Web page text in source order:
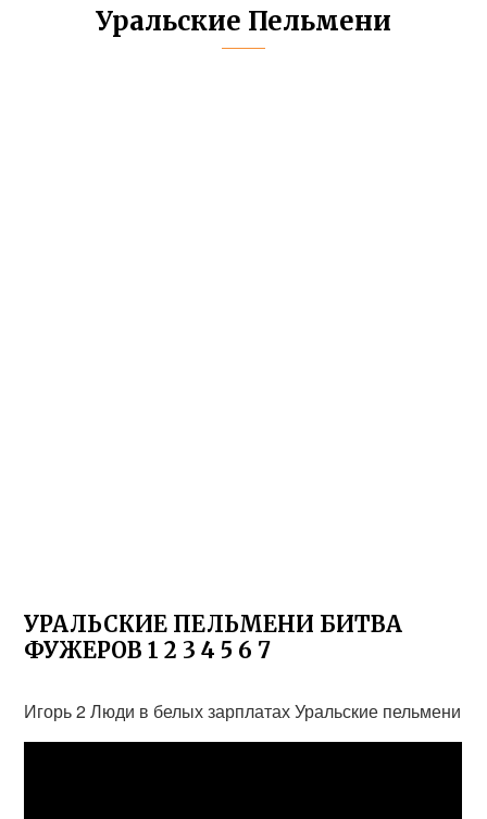
Уральские Пельмени
УРАЛЬСКИЕ ПЕЛЬМЕНИ БИТВА
ФУЖЕРОВ 1 2 3 4 5 6 7
Игорь 2 Люди в белых зарплатах Уральские пельмени